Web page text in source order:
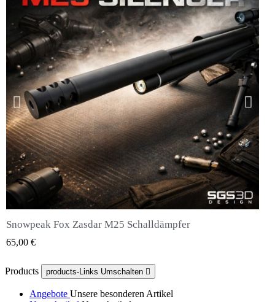
QUICK VIEW
Snowpeak Fox Zasdar M25 Schalldämpfer
65,00 €
Products products-Links Umschalten 
Angebote Unsere besonderen Artikel